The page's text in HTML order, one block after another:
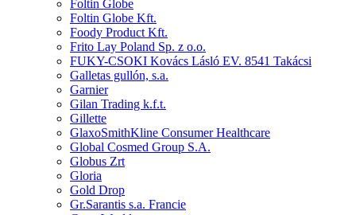
Foltin Globe
Foltin Globe Kft.
Foody Product Kft.
Frito Lay Poland Sp. z o.o.
FUKY-CSOKI Kovács Lásló EV. 8541 Takácsi
Galletas gullón, s.a.
Garnier
Gilan Trading k.f.t.
Gillette
GlaxoSmithKline Consumer Healthcare
Global Cosmed Group S.A.
Globus Zrt
Gloria
Gold Drop
Gr.Sarantis s.a. Francie